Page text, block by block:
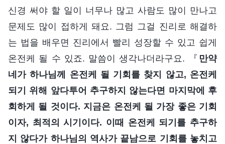
신경 써야 할 일이 너무나 많고 사람도 많이 만나고
문제도 많이 접하게 돼요. 그럼 그걸 진리로 해결하
는 법을 배우면 진리에서 빨리 성장할 수 있고 쉽게
온전케 될 수 있죠. 말씀이 생각나더라구요. 『 만약
네가 하나님께 온전케 될 기회를 찾지 않고, 온전케
되기 위해 앞다투어 추구하지 않는다면 마지막에 후
회하게 될 것이다. 지금은 온전케 될 가장 좋은 기회
이자, 최적의 시기이다. 이때 온전케 되기를 추구하
지 않다가 하나님의 역사가 끝남으로 기회를 놓치고